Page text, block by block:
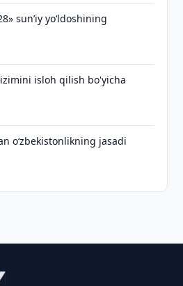
sun’iy yo‘ldoshining
isloh qilish bo'yicha
o‘zbekistonlikning jasadi